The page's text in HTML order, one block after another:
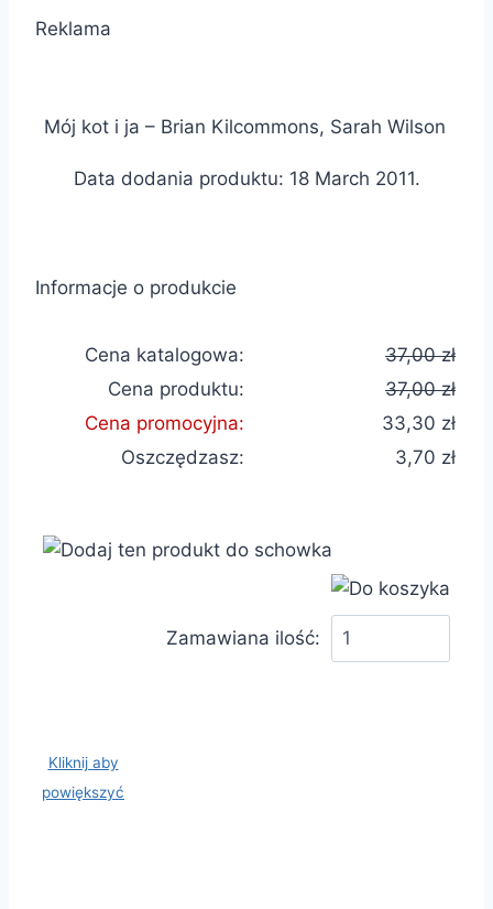
Reklama
Mój kot i ja – Brian Kilcommons, Sarah Wilson
Data dodania produktu: 18 March 2011.
Informacje o produkcie
Cena katalogowa:
37,00 zł
Cena produktu:
37,00 zł
Cena promocyjna:
33,30 zł
Oszczędzasz:
3,70 zł
Zamawiana ilość:
Kliknij aby
powiększyć